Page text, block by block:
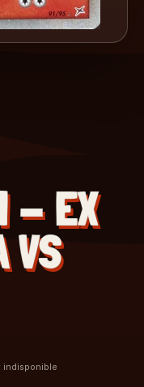
- EX
VS
indisponible